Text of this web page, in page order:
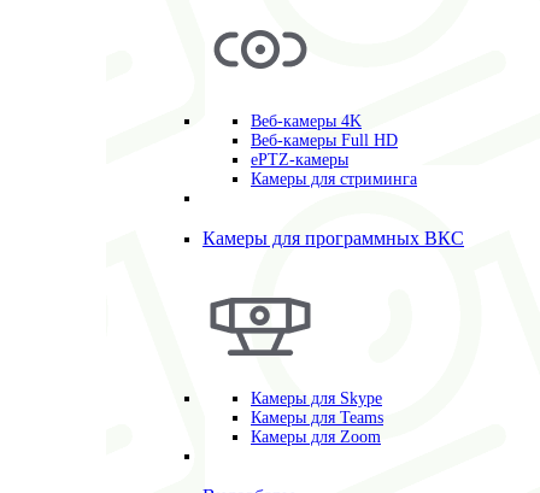
Веб-камеры 4K
Веб-камеры Full HD
ePTZ-камеры
Камеры для стриминга
Камеры для программных ВКС
Камеры для Skype
Камеры для Teams
Камеры для Zoom